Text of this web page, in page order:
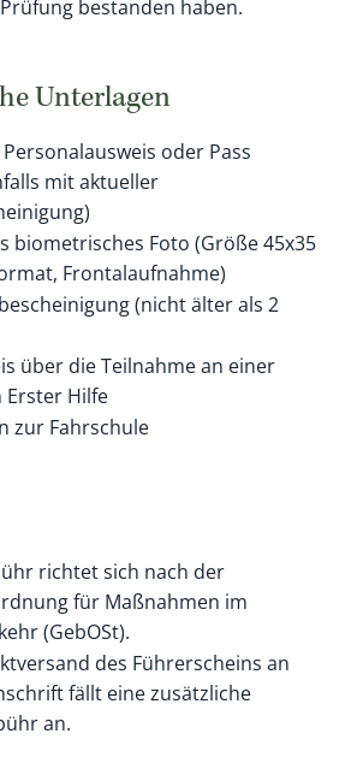
bestanden haben.
Unterlagen
oder Pass
mit aktueller
biometrisches Foto (Größe 45x35
Frontalaufnahme)
(nicht älter als 2
über die Teilnahme an einer
Erster Hilfe
zur Fahrschule
richtet sich nach der
für Maßnahmen im
(GebOSt).
des Führerscheins an
fällt eine zusätzliche
an.